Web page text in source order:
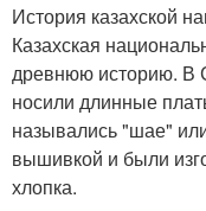
История казахской
Казахская
древнюю историю. В
носили длинные
назывались "шае"
вышивкой и были
хлопка.